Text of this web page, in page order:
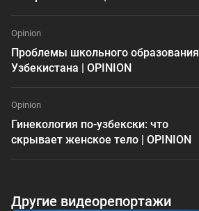
Opinion
Проблемы школьного образования
Узбекистана | OPINION
Opinion
Гинекология по-узбекски: что
скрывает женское тело | OPINION
Другие видеорепортажи